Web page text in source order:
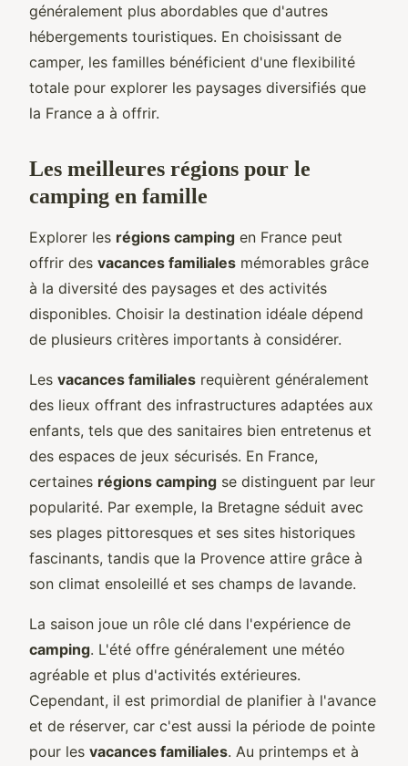
généralement plus abordables que d'autres
hébergements touristiques. En choisissant de
camper, les familles bénéficient d'une flexibilité
totale pour explorer les paysages diversifiés que
la France a à offrir.
Les meilleures régions pour le
camping en famille
Explorer les régions camping en France peut
offrir des vacances familiales mémorables grâce
à la diversité des paysages et des activités
disponibles. Choisir la destination idéale dépend
de plusieurs critères importants à considérer.
Les vacances familiales requièrent généralement
des lieux offrant des infrastructures adaptées aux
enfants, tels que des sanitaires bien entretenus et
des espaces de jeux sécurisés. En France,
certaines régions camping se distinguent par leur
popularité. Par exemple, la Bretagne séduit avec
ses plages pittoresques et ses sites historiques
fascinants, tandis que la Provence attire grâce à
son climat ensoleillé et ses champs de lavande.
La saison joue un rôle clé dans l'expérience de
camping. L'été offre généralement une météo
agréable et plus d'activités extérieures.
Cependant, il est primordial de planifier à l'avance
et de réserver, car c'est aussi la période de pointe
pour les vacances familiales. Au printemps et à